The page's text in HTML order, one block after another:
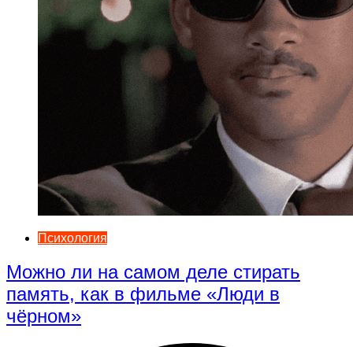
Психология
Можно ли на самом деле стирать
память, как в фильме «Люди в
чёрном»